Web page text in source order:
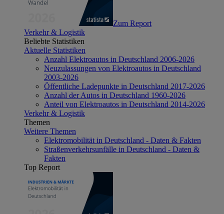
Zum Report
Verkehr & Logistik
Beliebte Statistiken
Aktuelle Statistiken
Anzahl Elektroautos in Deutschland 2006-2026
Neuzulassungen von Elektroautos in Deutschland
2003-2026
Öffentliche Ladepunkte in Deutschland 2017-2026
Anzahl der Autos in Deutschland 1960-2026
Anteil von Elektroautos in Deutschland 2014-2026
Verkehr & Logistik
Themen
Weitere Themen
Elektromobilität in Deutschland - Daten & Fakten
Straßenverkehrsunfälle in Deutschland - Daten &
Fakten
Top Report